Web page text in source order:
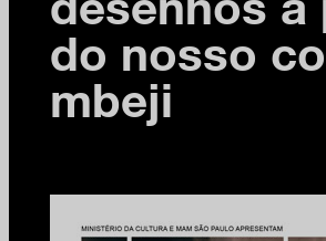
do nosso
mbeji